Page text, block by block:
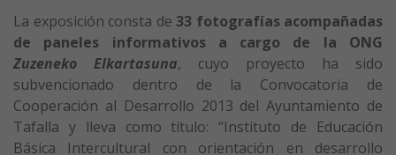
La exposición consta de 33 fotografías acompañadas
de paneles informativos a cargo de la ONG
Zuzeneko Elkartasuna, cuyo proyecto ha sido
subvencionado dentro de la Convocatoria de
Cooperación al Desarrollo 2013 del Ayuntamiento de
Tafalla y lleva como título: “Instituto de Educación
Básica Intercultural con orientación en desarrollo